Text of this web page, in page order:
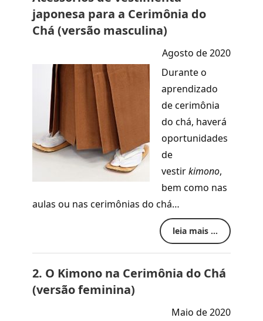
japonesa para a Cerimônia do
Chá (versão masculina)
Agosto de 2020
Durante o
aprendizado
de cerimônia
do chá, haverá
oportunidades
de
vestirkimono,
bem como nas
aulas ou nas cerimônias do chá…
leia mais ...
2. O Kimono na Cerimônia do Chá
(versão feminina)
Maio de 2020